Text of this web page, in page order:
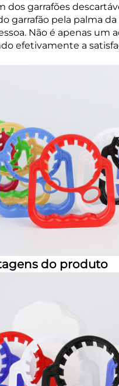
garrafões
garrafão pela palma
Não é apenas um
efetivamente a
do produto